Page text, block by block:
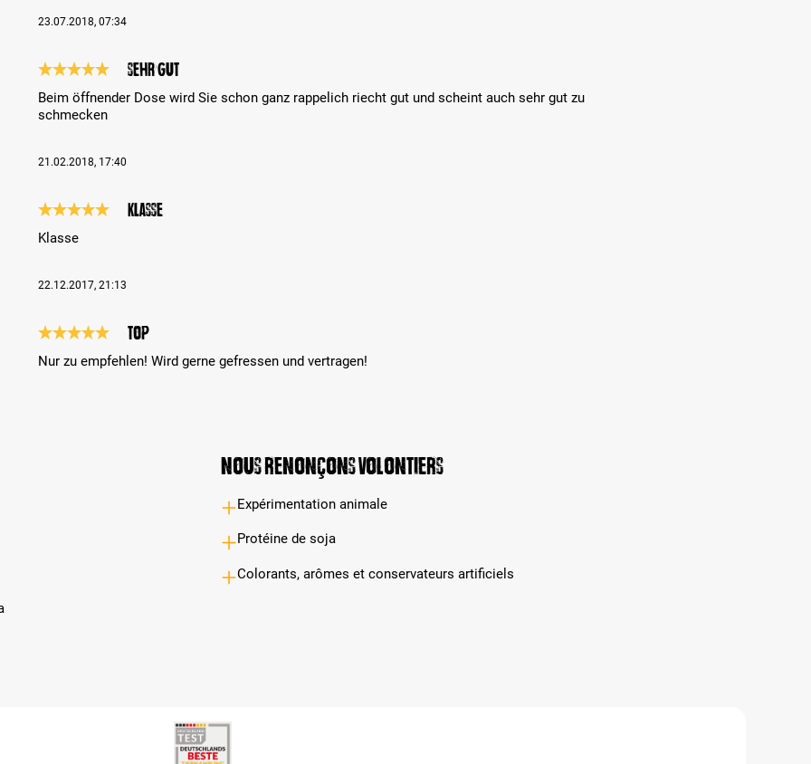
23.07.2018, 07:34
sehr gut
Beim öffnender Dose wird Sie schon ganz rappelich riecht gut und scheint auch sehr gut zu
schmecken
21.02.2018, 17:40
Klasse
Klasse
22.12.2017, 21:13
top
Nur zu empfehlen! Wird gerne gefressen und vertragen!
Nous renonçons volontiers
Expérimentation animale
Protéine de soja
Colorants, arômes et conservateurs artificiels